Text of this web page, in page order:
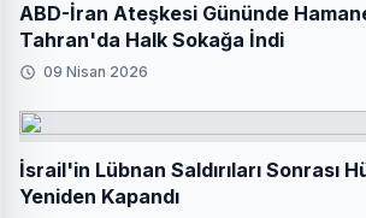
ABD-İran Ateşkesi Gününde
Tahran'da Halk Sokağa İndi
09 Nisan 2026
İsrail'in Lübnan Saldırıları Sonrası
Yeniden Kapandı